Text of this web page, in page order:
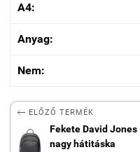
A4:
Anyag:
Nem:
 ELŐZŐ TERMÉK
Fekete David Jones
nagy hátitáska